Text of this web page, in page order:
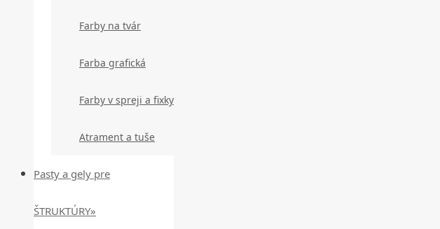
Farby na tvár
Farba grafická
Farby v spreji a fixky
Atrament a tuše
Pasty a gely pre
ŠTRUKTÚRY»